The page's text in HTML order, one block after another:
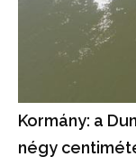
Kormány: a
négy